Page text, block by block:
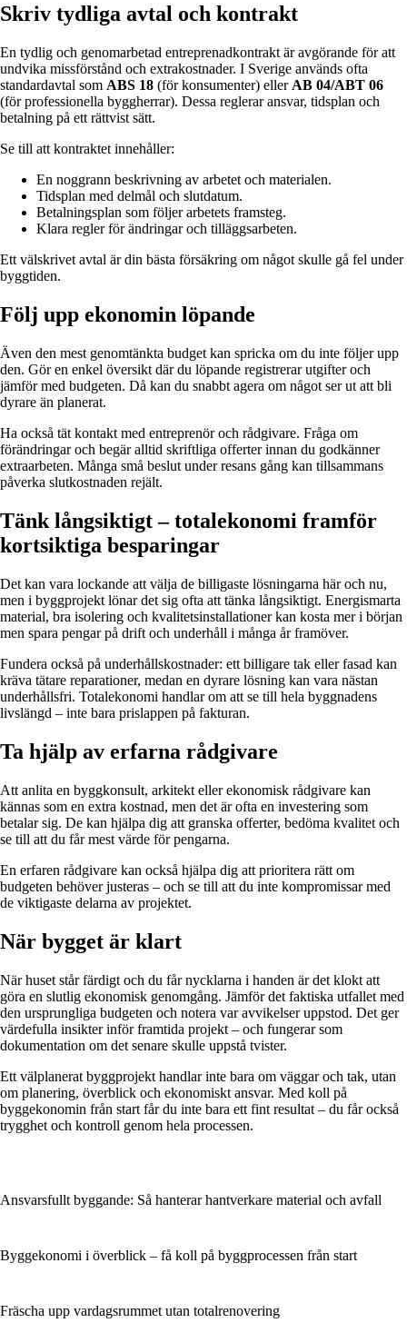
Skriv tydliga avtal och kontrakt
En tydlig och genomarbetad entreprenadkontrakt är avgörande för att
undvika missförstånd och extrakostnader. I Sverige används ofta
standardavtal som ABS 18 (för konsumenter) eller AB 04/ABT 06
(för professionella byggherrar). Dessa reglerar ansvar, tidsplan och
betalning på ett rättvist sätt.
Se till att kontraktet innehåller:
En noggrann beskrivning av arbetet och materialen.
Tidsplan med delmål och slutdatum.
Betalningsplan som följer arbetets framsteg.
Klara regler för ändringar och tilläggsarbeten.
Ett välskrivet avtal är din bästa försäkring om något skulle gå fel under
byggtiden.
Följ upp ekonomin löpande
Även den mest genomtänkta budget kan spricka om du inte följer upp
den. Gör en enkel översikt där du löpande registrerar utgifter och
jämför med budgeten. Då kan du snabbt agera om något ser ut att bli
dyrare än planerat.
Ha också tät kontakt med entreprenör och rådgivare. Fråga om
förändringar och begär alltid skriftliga offerter innan du godkänner
extraarbeten. Många små beslut under resans gång kan tillsammans
påverka slutkostnaden rejält.
Tänk långsiktigt – totalekonomi framför
kortsiktiga besparingar
Det kan vara lockande att välja de billigaste lösningarna här och nu,
men i byggprojekt lönar det sig ofta att tänka långsiktigt. Energismarta
material, bra isolering och kvalitetsinstallationer kan kosta mer i början
men spara pengar på drift och underhåll i många år framöver.
Fundera också på underhållskostnader: ett billigare tak eller fasad kan
kräva tätare reparationer, medan en dyrare lösning kan vara nästan
underhållsfri. Totalekonomi handlar om att se till hela byggnadens
livslängd – inte bara prislappen på fakturan.
Ta hjälp av erfarna rådgivare
Att anlita en byggkonsult, arkitekt eller ekonomisk rådgivare kan
kännas som en extra kostnad, men det är ofta en investering som
betalar sig. De kan hjälpa dig att granska offerter, bedöma kvalitet och
se till att du får mest värde för pengarna.
En erfaren rådgivare kan också hjälpa dig att prioritera rätt om
budgeten behöver justeras – och se till att du inte kompromissar med
de viktigaste delarna av projektet.
När bygget är klart
När huset står färdigt och du får nycklarna i handen är det klokt att
göra en slutlig ekonomisk genomgång. Jämför det faktiska utfallet med
den ursprungliga budgeten och notera var avvikelser uppstod. Det ger
värdefulla insikter inför framtida projekt – och fungerar som
dokumentation om det senare skulle uppstå tvister.
Ett välplanerat byggprojekt handlar inte bara om väggar och tak, utan
om planering, överblick och ekonomiskt ansvar. Med koll på
byggekonomin från start får du inte bara ett fint resultat – du får också
trygghet och kontroll genom hela processen.
Ansvarsfullt byggande: Så hanterar hantverkare material och avfall
Byggekonomi i överblick – få koll på byggprocessen från start
Fräscha upp vardagsrummet utan totalrenovering